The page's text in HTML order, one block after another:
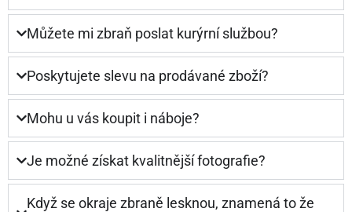
Můžete mi zbraň poslat kurýrní službou?
Poskytujete slevu na prodávané zboží?
Mohu u vás koupit i náboje?
Je možné získat kvalitnější fotografie?
Když se okraje zbraně lesknou, znamená to že